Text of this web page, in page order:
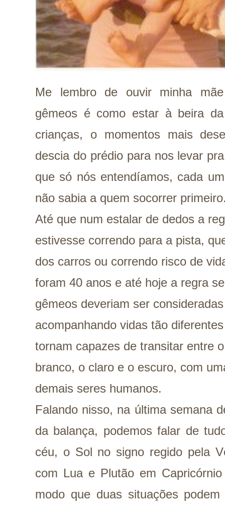
Me lembro de ouvir minha
gêmeos é como estar à beira
crianças, o momentos mais
descia do prédio para nos levar
que só nós entendíamos, cada
não sabia a quem socorrer
Até que num estalar de dedos a
estivesse correndo para a pista,
dos carros ou correndo risco de
foram 40 anos e até hoje a regra
gêmeos deveriam ser
acompanhando vidas tão
tornam capazes de transitar entre
branco, o claro e o escuro, com
demais seres humanos.
Falando nisso, na última semana
da balança, podemos falar de
céu, o Sol no signo regido pela
com Lua e Plutão em
modo que duas situações